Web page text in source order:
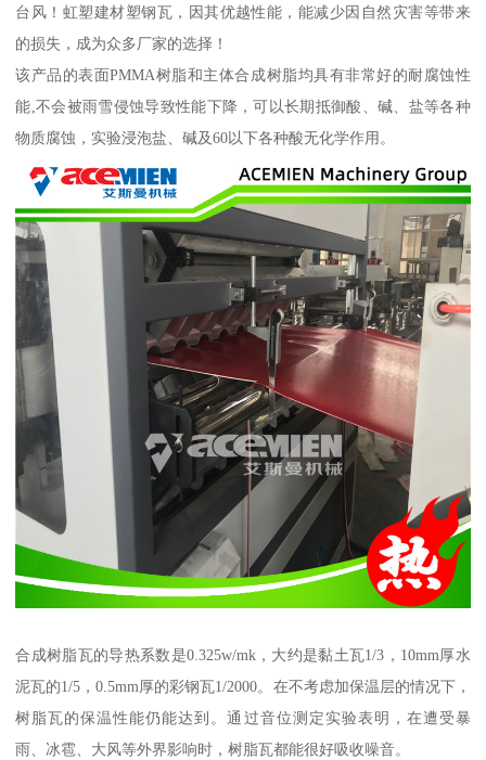
台风！虹塑建材塑钢瓦，因其优越性能，能减少因自然灾害等带来
的损失，成为众多厂家的选择！
该产品的表面PMMA树脂和主体合成树脂均具有非常好的耐腐蚀性
能,不会被雨雪侵蚀导致性能下降，可以长期抵御酸、碱、盐等各种
物质腐蚀，实验浸泡盐、碱及60以下各种酸无化学作用。
合成树脂瓦的导热系数是0.325w/mk，大约是黏土瓦1/3，10mm厚水
泥瓦的1/5，0.5mm厚的彩钢瓦1/2000。在不考虑加保温层的情况下，
树脂瓦的保温性能仍能达到。通过音位测定实验表明，在遭受暴
雨、冰雹、大风等外界影响时，树脂瓦都能很好吸收噪音。